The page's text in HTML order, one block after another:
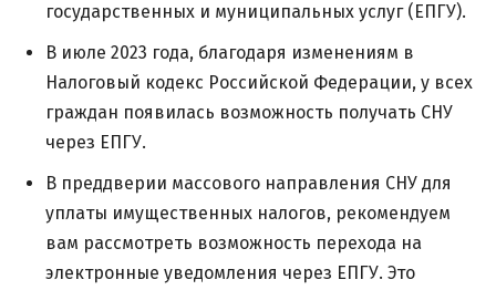
государственных и муниципальных услуг (ЕПГУ).
В июле 2023 года, благодаря изменениям в
Налоговый кодекс Российской Федерации, у всех
граждан появилась возможность получать СНУ
через ЕПГУ.
В преддверии массового направления СНУ для
уплаты имущественных налогов, рекомендуем
вам рассмотреть возможность перехода на
электронные уведомления через ЕПГУ. Это